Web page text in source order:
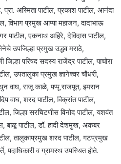
प्रा. अस्मिता पाटील, प्रकाश पाटील, आनंदा
विभाग प्रमुख आप्पा महाजन, दादाभाऊ
पाटील, एकनाथ अहिरे, देविदास पाटील,
उपजिल्हा प्रमुख उद्धव मराठे,
परिषद सदस्य राजेंद्र पाटील, पाचोरा
उपतालुका प्रमुख ज्ञानेश्वर चौधरी,
वाघ, राजू काळे, पप्पू राजपूत, इमरान
वाघ, शरद पाटील, विक्रांत पाटील,
जिल्हा सरचिटणीस विनोद पाटील, यशवंत
बाळू पाटील, डॉ. हादी देशमुख, अकबर
तालुकाप्रमुख शरद पाटील, गटप्रमुख
पदाधिकारी व ग्रामस्थ उपस्थित होते.